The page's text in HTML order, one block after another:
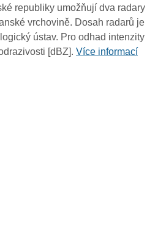
republiky umožňují dva
vrchovině. Dosah radarů
ústav. Pro odhad
[dBZ].Více informací